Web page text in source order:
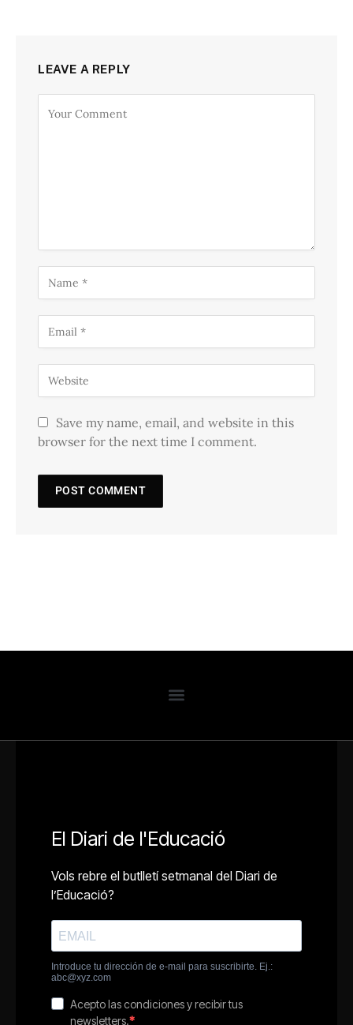
LEAVE A REPLY
Save my name, email, and website in this
browser for the next time I comment.